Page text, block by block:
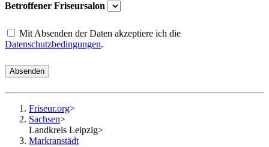
Betroffener Friseursalon
Mit Absenden der Daten akzeptiere ich die
Datenschutzbedingungen.
Absenden
Friseur.org>
Sachsen>
Landkreis Leipzig>
Markranstädt